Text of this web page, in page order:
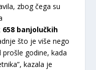
zbog čega su
658 banjolučkih
što je više nego
godine, kada
kazala je